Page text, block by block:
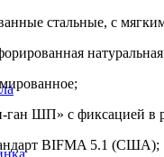
стальные, с
ган ШП» с фиксацией в
BIFMA 5.1 (США);